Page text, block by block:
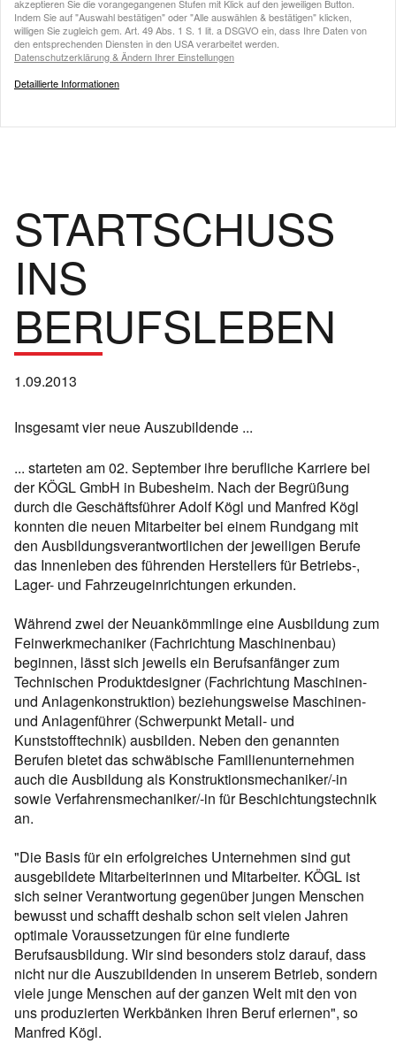
akzeptieren Sie die vorangegangenen Stufen mit Klick auf den jeweiligen Button.
Indem Sie auf "Auswahl bestätigen" oder "Alle auswählen & bestätigen" klicken,
willigen Sie zugleich gem. Art. 49 Abs. 1 S. 1 lit. a DSGVO ein, dass Ihre Daten von
den entsprechenden Diensten in den USA verarbeitet werden.
Datenschutzerklärung & Ändern Ihrer Einstellungen
Detaillierte Informationen
STARTSCHUSS
INS
BERUFSLEBEN
1.09.2013
Insgesamt vier neue Auszubildende ...
... starteten am 02. September ihre berufliche Karriere bei
der KÖGL GmbH in Bubesheim. Nach der Begrüßung
durch die Geschäftsführer Adolf Kögl und Manfred Kögl
konnten die neuen Mitarbeiter bei einem Rundgang mit
den Ausbildungsverantwortlichen der jeweiligen Berufe
das Innenleben des führenden Herstellers für Betriebs-,
Lager- und Fahrzeugeinrichtungen erkunden.
Während zwei der Neuankömmlinge eine Ausbildung zum
Feinwerkmechaniker (Fachrichtung Maschinenbau)
beginnen, lässt sich jeweils ein Berufsanfänger zum
Technischen Produktdesigner (Fachrichtung Maschinen-
und Anlagenkonstruktion) beziehungsweise Maschinen-
und Anlagenführer (Schwerpunkt Metall- und
Kunststofftechnik) ausbilden. Neben den genannten
Berufen bietet das schwäbische Familienunternehmen
auch die Ausbildung als Konstruktionsmechaniker/-in
sowie Verfahrensmechaniker/-in für Beschichtungstechnik
an.
"Die Basis für ein erfolgreiches Unternehmen sind gut
ausgebildete Mitarbeiterinnen und Mitarbeiter. KÖGL ist
sich seiner Verantwortung gegenüber jungen Menschen
bewusst und schafft deshalb schon seit vielen Jahren
optimale Voraussetzungen für eine fundierte
Berufsausbildung. Wir sind besonders stolz darauf, dass
nicht nur die Auszubildenden in unserem Betrieb, sondern
viele junge Menschen auf der ganzen Welt mit den von
uns produzierten Werkbänken ihren Beruf erlernen", so
Manfred Kögl.